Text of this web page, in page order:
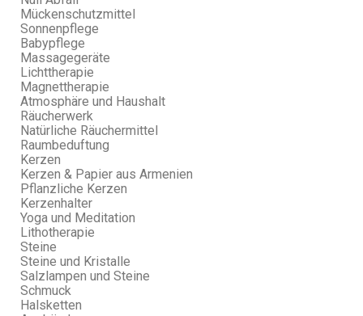
Mückenschutzmittel
Sonnenpflege
Babypflege
Massagegeräte
Lichttherapie
Magnettherapie
Atmosphäre und Haushalt
Räucherwerk
Natürliche Räuchermittel
Raumbeduftung
Kerzen
Kerzen & Papier aus Armenien
Pflanzliche Kerzen
Kerzenhalter
Yoga und Meditation
Lithotherapie
Steine
Steine und Kristalle
Salzlampen und Steine
Schmuck
Halsketten